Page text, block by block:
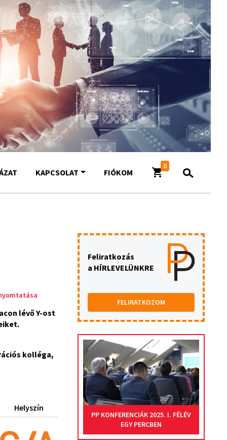
KAPCSOLAT FIÓKOM
0
lévő Y-ost
kolléga,
Helyszín
Feliratkozás
a HÍRLEVELÜNKRE
FELIRATKOZOM
PP KONFERENCIÁK 2025. I. FÉLÉV
EGY PERCBEN